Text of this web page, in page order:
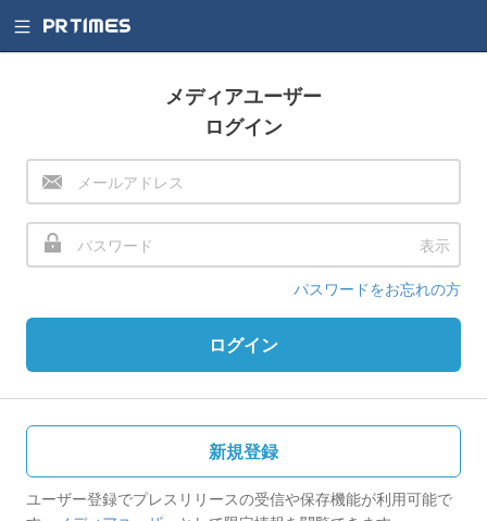
メディアユーザー
ログイン
表示
パスワードをお忘れの方
ログイン
新規登録
ユーザー登録でプレスリリースの受信や保存機能が利用可能で